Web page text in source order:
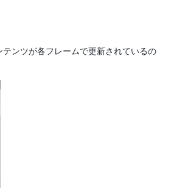
ンツが各フレームで更新されているの